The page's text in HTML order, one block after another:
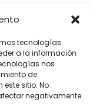
tecnologías
a la información
nos
de
sitio. No
negativamente